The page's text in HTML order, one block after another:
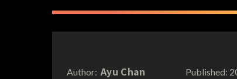
Author: Ayu Chan Published: